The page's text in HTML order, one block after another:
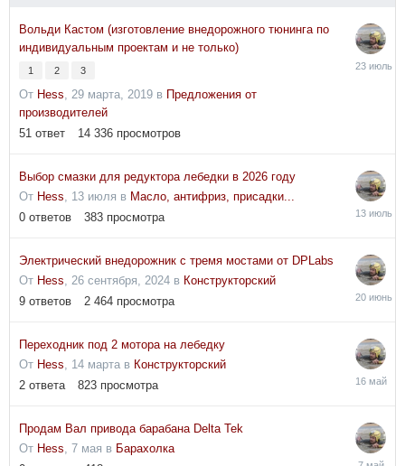
Вольди Кастом (изготовление внедорожного тюнинга по
индивидуальным проектам и не только)
1 2 3
От Hess, 29 марта, 2019 в Предложения от
производителей
51 ответ 14 336 просмотров
23
Выбор смазки для редуктора лебедки в 2026 году
От Hess, 13 июля в Масло, антифриз, присадки...
0 ответов 383 просмотра
13
Электрический внедорожник с тремя мостами от DPLabs
От Hess, 26 сентября, 2024 в Конструкторский
9 ответов 2 464 просмотра
20
Переходник под 2 мотора на лебедку
От Hess, 14 марта в Конструкторский
2 ответа 823 просмотра
16
Продам Вал привода барабана Delta Tek
От Hess, 7 мая в Барахолка
7